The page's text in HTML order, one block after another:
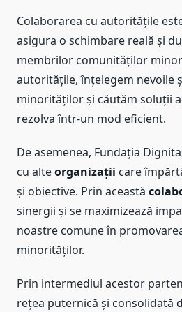
Colaborarea cu autoritățile
asigura o schimbare reală și
membrilor comunităților
autoritățile, înțelegem nevoile
minorităților și căutăm soluții
rezolva într-un mod eficient.
De asemenea, Fundația
cu alteorganizații care
și obiective. Prin această
sinergii și se maximizează
noastre comune în
minorităților.
Prin intermediul acestor
rețea puternică și consolidată